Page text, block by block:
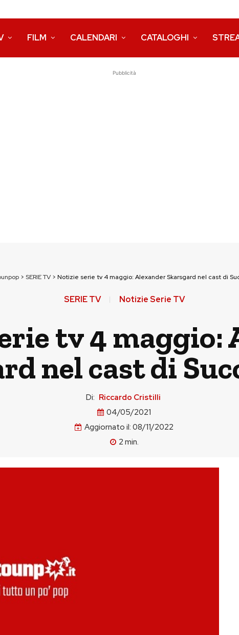
FILM CALENDARI CATALOGHI
Pubblicità
> SERIE TV> Notizie serie tv 4 maggio: Alexander Skarsgard nel cast di
SERIE TV Notizie Serie TV
tv 4 maggio:
nel cast di
Di: Riccardo Cristilli
04/05/2021
Aggiornato il: 08/11/2022
2 min.